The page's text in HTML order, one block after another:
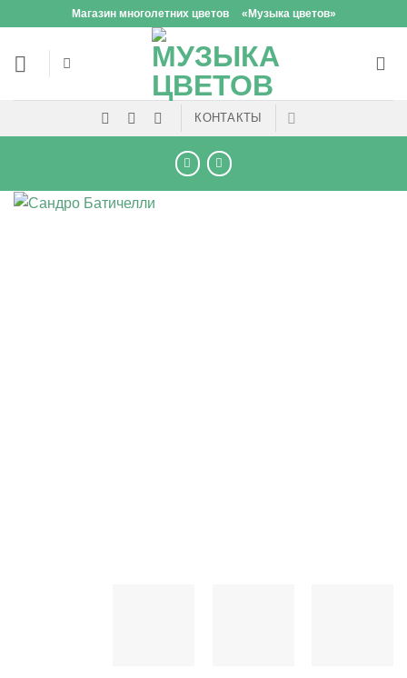
content
Магазин многолетних цветов «Музыка цветов»
КОНТАКТЫ